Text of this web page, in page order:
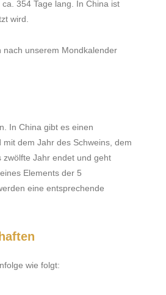
354 Tage lang. In China ist
wird.
nach unserem Mondkalender
In China gibt es einen
dem Jahr des Schweins, dem
Jahr endet und geht
Elements der 5
eine entsprechende
wie folgt: